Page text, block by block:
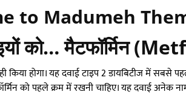
to Madumeh
को… मैटफॉर्मिन
होगा। यह दवाई टाइप 2 डायबिटीज में सबसे
को पहले क्रम में रखनी चाहिए। यह दवाई